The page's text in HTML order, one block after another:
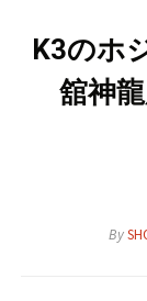
K3のホ
舘神
By